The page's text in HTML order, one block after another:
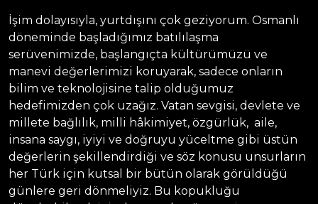
İşim dolayısıyla, yurtdışını çok geziyorum. Osmanlı
döneminde başladığımız batılılaşma
serüvenimizde, başlangıçta kültürümüzü ve
manevi değerlerimizi koruyarak, sadece onların
bilim ve teknolojisine talip olduğumuz
hedefimizden çok uzağız. Vatan sevgisi, devlete ve
millete bağlılık, milli hâkimiyet, özgürlük, aile,
insana saygı, iyiyi ve doğruyu yüceltme gibi üstün
değerlerin şekillendirdiği ve söz konusu unsurların
her Türk için kutsal bir bütün olarak görüldüğü
günlere geri dönmeliyiz. Bu kopukluğu